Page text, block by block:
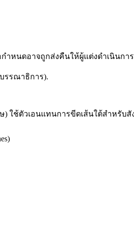
หนดอาจถูกส่งคืนให้ผู้แต่งดำเนินกา
รรณาธิการ).
) ใช้ตัวเอนแทนการขีดเส้นใต้สำหรับ